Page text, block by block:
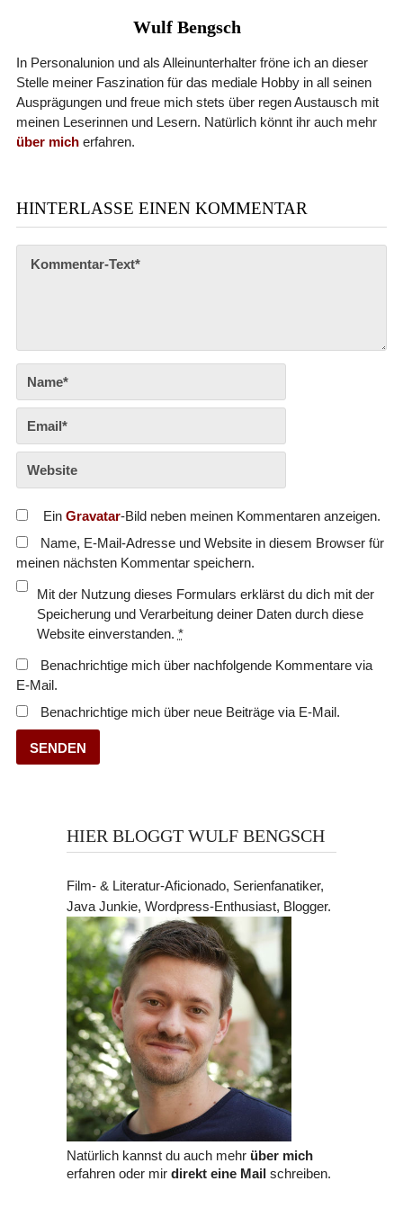
Wulf Bengsch
In Personalunion und als Alleinunterhalter fröne ich an dieser
Stelle meiner Faszination für das mediale Hobby in all seinen
Ausprägungen und freue mich stets über regen Austausch mit
meinen Leserinnen und Lesern. Natürlich könnt ihr auch mehr
über micherfahren.
HINTERLASSE EINEN KOMMENTAR
Ein Gravatar-Bild neben meinen Kommentaren anzeigen.
Name, E-Mail-Adresse und Website in diesem Browser für
meinen nächsten Kommentar speichern.
Mit der Nutzung dieses Formulars erklärst du dich mit der
Speicherung und Verarbeitung deiner Daten durch diese
Website einverstanden. *
Benachrichtige mich über nachfolgende Kommentare via
E-Mail.
Benachrichtige mich über neue Beiträge via E-Mail.
HIER BLOGGT WULF BENGSCH
Film- & Literatur-Aficionado, Serienfanatiker,
Java Junkie, Wordpress-Enthusiast, Blogger.
Natürlich kannst du auch mehr über mich
erfahren oder mir direkt eine Mailschreiben.